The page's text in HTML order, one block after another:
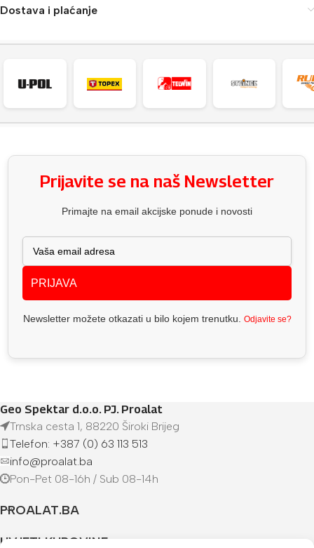
Dostava i plaćanje
Prijavite se na naš Newsletter
Primajte na email akcijske ponude i novosti
PRIJAVA
Newsletter možete otkazati u bilo kojem trenutku. Odjavite se?
Geo Spektar d.o.o. PJ. Proalat
Trnska cesta 1, 88220 Široki Brijeg
Telefon: +387 (0) 63 113 513
info@proalat.ba
Pon-Pet 08-16h / Sub 08-14h
PROALAT.BA
UVJETI KUPOVINE